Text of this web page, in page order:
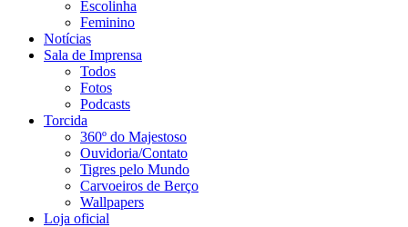
Escolinha
Feminino
Notícias
Sala de Imprensa
Todos
Fotos
Podcasts
Torcida
360º do Majestoso
Ouvidoria/Contato
Tigres pelo Mundo
Carvoeiros de Berço
Wallpapers
Loja oficial